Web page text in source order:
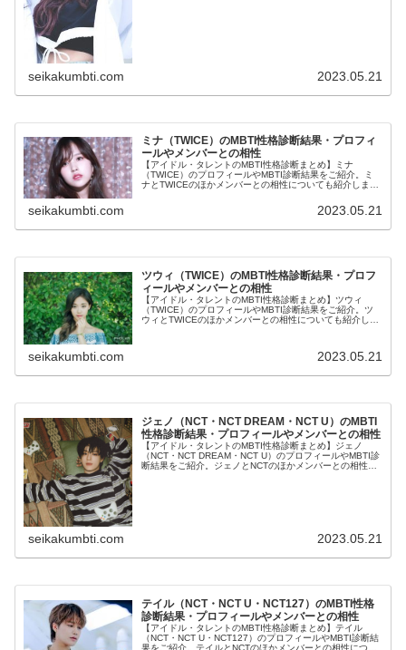
seikakumbti.com 2023.05.21
ミナ（TWICE）のMBTI性格診断結果・プロフィ
ールやメンバーとの相性
【アイドル・タレントのMBTI性格診断まとめ】ミナ
（TWICE）のプロフィールやMBTI診断結果をご紹介。ミ
ナとTWICEのほかメンバーとの相性についても紹介しま
seikakumbti.com 2023.05.21
ツウィ（TWICE）のMBTI性格診断結果・プロフ
ィールやメンバーとの相性
【アイドル・タレントのMBTI性格診断まとめ】ツウィ
（TWICE）のプロフィールやMBTI診断結果をご紹介。ツ
ウィとTWICEのほかメンバーとの相性についても紹介しま
seikakumbti.com 2023.05.21
ジェノ（NCT・NCT DREAM・NCT U）のMBTI
性格診断結果・プロフィールやメンバーとの相性
【アイドル・タレントのMBTI性格診断まとめ】ジェノ
（NCT・NCT DREAM・NCT U）のプロフィールやMBTI診
断結果をご紹介。ジェノとNCTのほかメンバーとの相性に
seikakumbti.com 2023.05.21
テイル（NCT・NCT U・NCT127）のMBTI性格
診断結果・プロフィールやメンバーとの相性
【アイドル・タレントのMBTI性格診断まとめ】テイル
（NCT・NCT U・NCT127）のプロフィールやMBTI診断結
果をご紹介。テイルとNCTのほかメンバーとの相性につい